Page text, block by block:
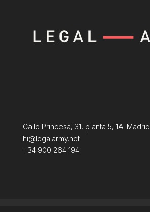
Calle Princesa, 31, planta 5, 1A. Madrid
hi@legalarmy.net
+34 900 264 194